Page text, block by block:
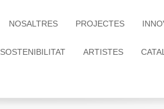
NOSALTRES PROJECTES
SOSTENIBILITAT ARTISTES